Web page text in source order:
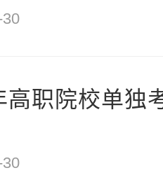
职院校单独